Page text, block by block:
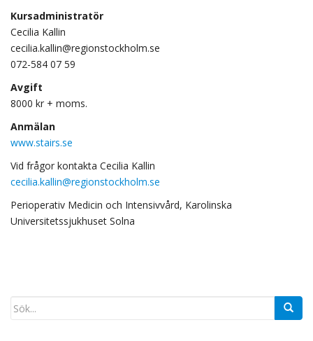
Kursadministratör
Cecilia Kallin
cecilia.kallin@regionstockholm.se
072-584 07 59
Avgift
8000 kr + moms.
Anmälan
www.stairs.se
Vid frågor kontakta Cecilia Kallin
cecilia.kallin@regionstockholm.se
Perioperativ Medicin och Intensivvård, Karolinska
Universitetssjukhuset Solna